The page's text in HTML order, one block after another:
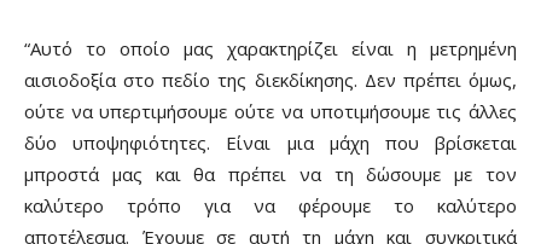
“Αυτό το οποίο μας χαρακτηρίζει είναι η μετρημένη
αισιοδοξία στο πεδίο της διεκδίκησης. Δεν πρέπει όμως,
ούτε να υπερτιμήσουμε ούτε να υποτιμήσουμε τις άλλες
δύο υποψηφιότητες. Είναι μια μάχη που βρίσκεται
μπροστά μας και θα πρέπει να τη δώσουμε με τον
καλύτερο τρόπο για να φέρουμε το καλύτερο
αποτέλεσμα. Έχουμε σε αυτή τη μάχη και συγκριτικά